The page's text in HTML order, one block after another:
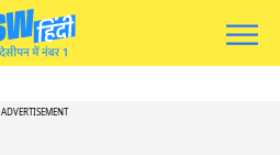
ADVERTISEMENT